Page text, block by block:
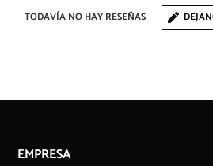
TODAVÍA NO HAY RESEÑAS
EMPRESA